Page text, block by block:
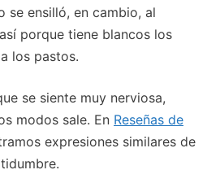
se ensilló, en cambio, al
porque tiene blancos los
los pastos.
se siente muy nerviosa,
modos sale. En Reseñas de
expresiones similares de